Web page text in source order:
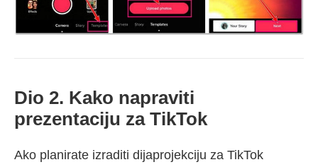
Dio 2. Kako napraviti
prezentaciju za TikTok
Ako planirate izraditi dijaprojekciju za TikTok